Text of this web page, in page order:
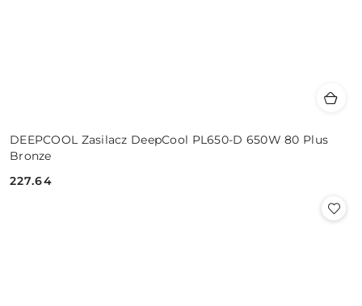
DEEPCOOL Zasilacz DeepCool PL650-D 650W 80 Plus
Bronze
Cena:
227.64